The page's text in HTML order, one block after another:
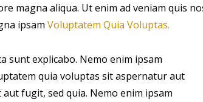
magna aliqua. Ut enim ad veniam quis
ipsam Voluptatem Quia Voluptas.
sunt explicabo. Nemo enim ipsam
quia voluptas sit aspernatur aut
aut fugit, sed quia. Nemo enim ipsam